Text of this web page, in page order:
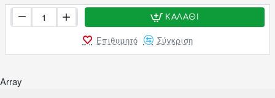
ΚΑΛΆΘΙ
Επιθυμητό Σύγκριση
Array